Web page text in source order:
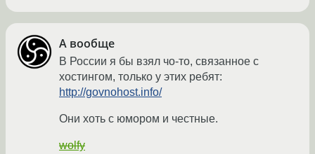
А вообще
В России я бы взял чо-то, связанное с
хостингом, только у этих ребят:
http://govnohost.info/
Они хоть с юмором и честные.
wolfy